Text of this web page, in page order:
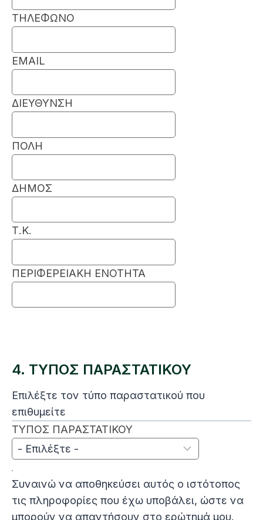
ΤΗΛΕΦΩΝΟ
EMAIL
ΔΙΕΥΘΥΝΣΗ
ΠΟΛΗ
ΔΗΜΟΣ
Τ.Κ.
ΠΕΡΙΦΕΡΕΙΑΚΗ ΕΝΟΤΗΤΑ
4. ΤΥΠΟΣ ΠΑΡΑΣΤΑΤΙΚΟΥ
Επιλέξτε τον τύπο παραστατικού που
επιθυμείτε
ΤΥΠΟΣ ΠΑΡΑΣΤΑΤΙΚΟΥ
Συναινώ να αποθηκεύσει αυτός ο ιστότοπος
τις πληροφορίες που έχω υποβάλει, ώστε να
μπορούν να απαντήσουν στο ερώτημά μου.